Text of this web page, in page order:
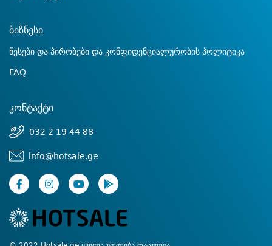
ბიზნესი
წესები და პირობები და კონფიდენციალურობის პოლიტიკა
FAQ
კონტაქტი
032 2 19 44 88
info@hotsale.ge